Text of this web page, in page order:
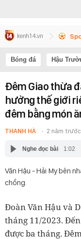
Bóng đá Hậu
Đêm Giao thừa
hưởng thế giới
đêm bằng món
THANH HÀ 2 năm trước
Nghe đọc bài 1:02
Văn Hậu - Hải My bên
chồng.
Đoàn Văn Hậu và
tháng 11/2023.
được ba tháng.